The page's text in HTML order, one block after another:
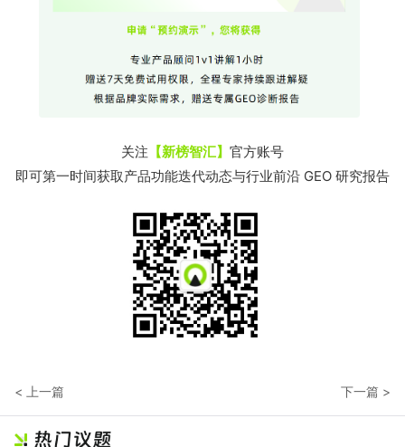
关注 【新榜智汇】 官方账号
即可第一时间获取产品功能迭代动态与行业前沿 GEO 研究报告
< 上一篇 下一篇 >